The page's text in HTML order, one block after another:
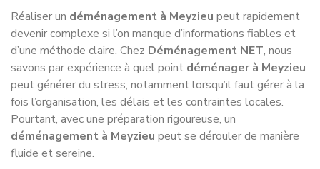
mais des tarifs anormalement bas doivent alerter.
Certaines arnaques reposent sur des devis volontairement
sous-évalués qui explosent le jour du déménagement, avec
des suppléments injustifiés.
Undéménagement pas cher à Meyzieudoit rester
cohérent avec la réalité du terrain. Les coûts de main-
d’œuvre, de carburant, de matériel et d’assurance ne
peuvent pas être supprimés sans impact sur la qualité ou la
légalité de la prestation.